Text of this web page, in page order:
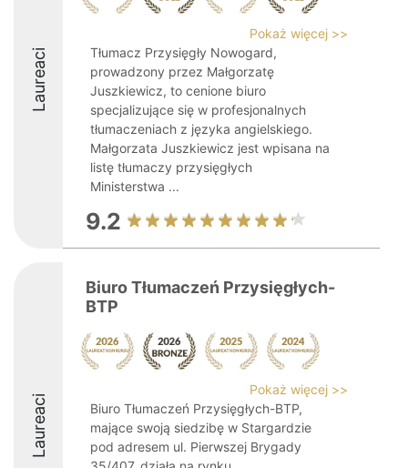
Laureaci
Pokaż więcej >>
Tłumacz Przysięgły Nowogard,
prowadzony przez Małgorzatę
Juszkiewicz, to cenione biuro
specjalizujące się w profesjonalnych
tłumaczeniach z języka angielskiego.
Małgorzata Juszkiewicz jest wpisana na
listę tłumaczy przysięgłych
Ministerstwa ...
9.2
Laureaci
Biuro Tłumaczeń Przysięgłych-
BTP
Pokaż więcej >>
Biuro Tłumaczeń Przysięgłych-BTP,
mające swoją siedzibę w Stargardzie
pod adresem ul. Pierwszej Brygady